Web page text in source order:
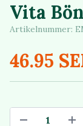
Vita
Artikelnummer:
46.95